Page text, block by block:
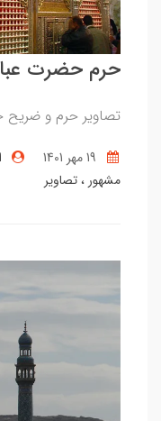
حرم حضرت
تصاویر حرم و
مشهور تصاویر